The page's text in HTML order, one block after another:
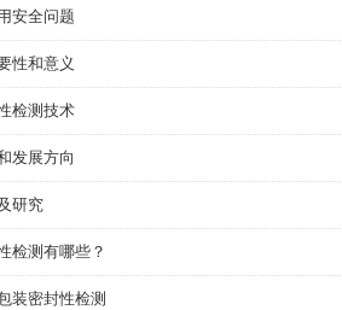
安全问题
性和意义
检测技术
发展方向
研究
检测有哪些？
装密封性检测